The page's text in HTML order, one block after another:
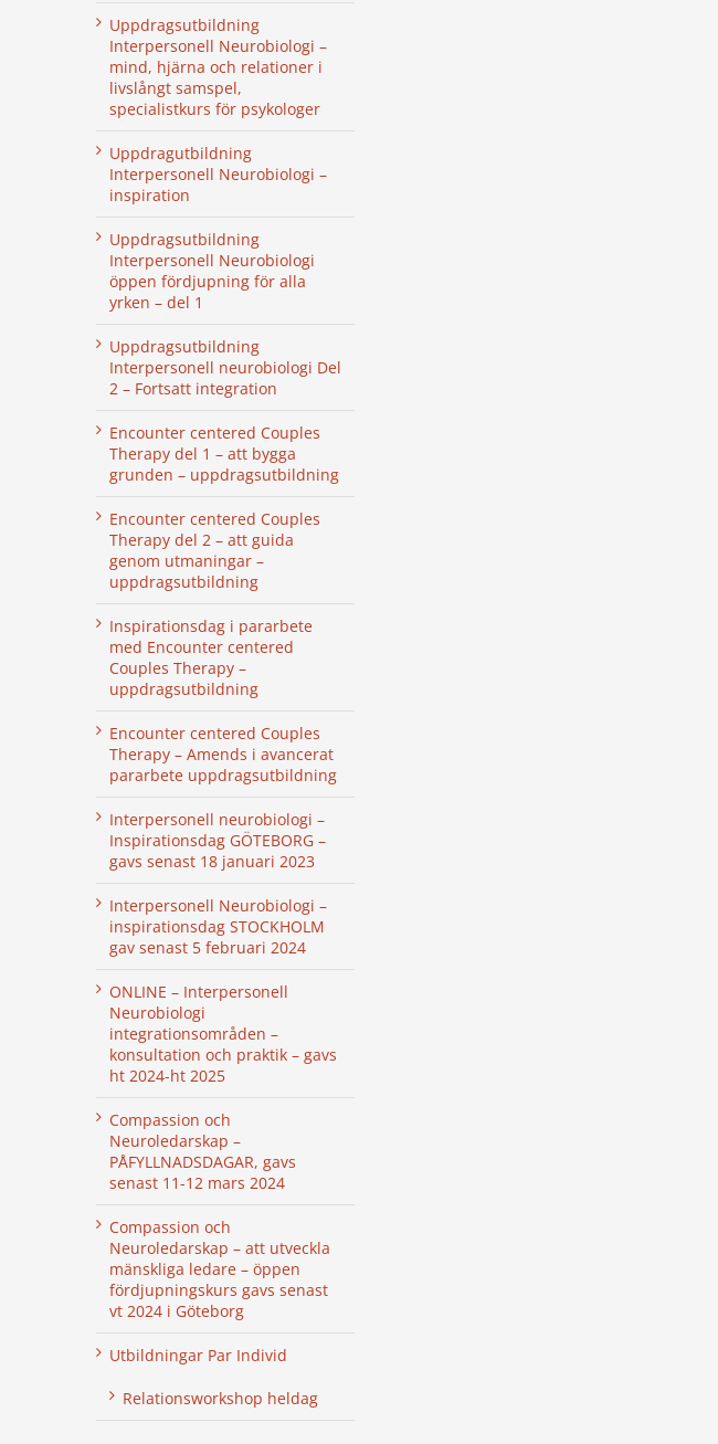
Uppdragsutbildning
Interpersonell Neurobiologi –
mind, hjärna och relationer i
livslångt samspel,
specialistkurs för psykologer
Uppdragutbildning
Interpersonell Neurobiologi –
inspiration
Uppdragsutbildning
Interpersonell Neurobiologi
öppen fördjupning för alla
yrken – del 1
Uppdragsutbildning
Interpersonell neurobiologi Del
2 – Fortsatt integration
Encounter centered Couples
Therapy del 1 – att bygga
grunden – uppdragsutbildning
Encounter centered Couples
Therapy del 2 – att guida
genom utmaningar –
uppdragsutbildning
Inspirationsdag i pararbete
med Encounter centered
Couples Therapy –
uppdragsutbildning
Encounter centered Couples
Therapy – Amends i avancerat
pararbete uppdragsutbildning
Interpersonell neurobiologi –
Inspirationsdag GÖTEBORG –
gavs senast 18 januari 2023
Interpersonell Neurobiologi –
inspirationsdag STOCKHOLM
gav senast 5 februari 2024
ONLINE – Interpersonell
Neurobiologi
integrationsområden –
konsultation och praktik – gavs
ht 2024-ht 2025
Compassion och
Neuroledarskap –
PÅFYLLNADSDAGAR, gavs
senast 11-12 mars 2024
Compassion och
Neuroledarskap – att utveckla
mänskliga ledare – öppen
fördjupningskurs gavs senast
vt 2024 i Göteborg
Utbildningar Par Individ
Relationsworkshop heldag